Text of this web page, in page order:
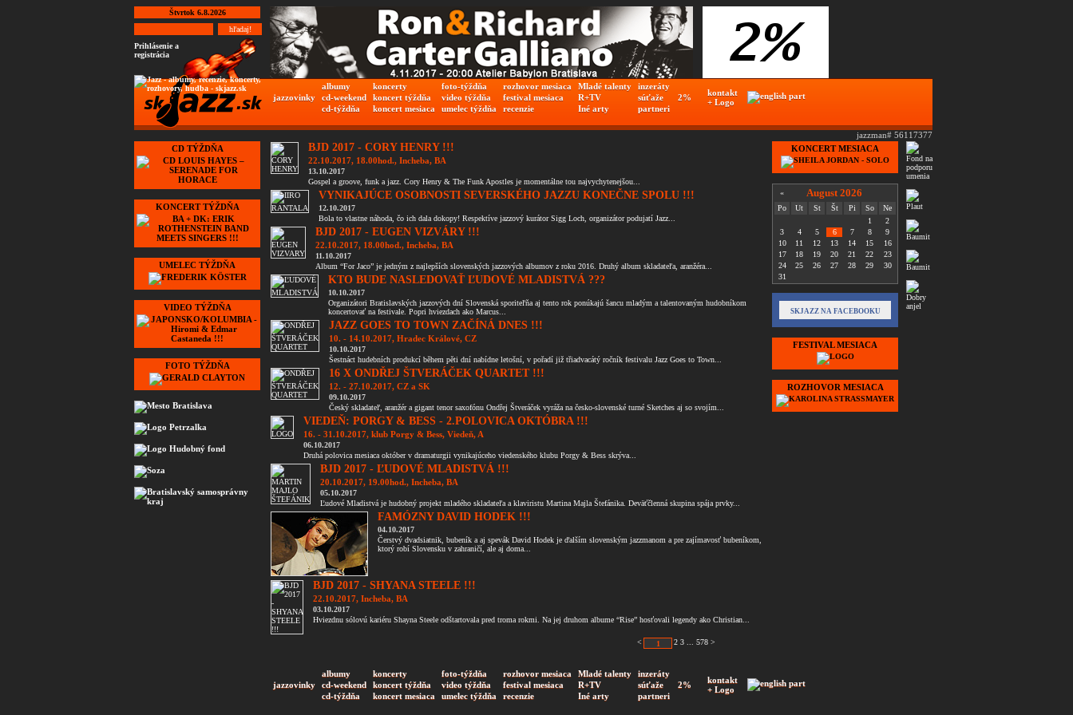
Štvrtok 6.8.2026
Prihlásenie a
registrácia
jazzovinky
albumy koncerty foto-týždňa rozhovor mesiaca Mladé talenty
inzeráty
2%
kontakt
+ Logo
cd-weekend koncert týždňa video týždňa festival mesiaca R+TV
súťaže
cd-týždňa
koncert mesiaca umelec týždňa recenzie Iné arty partneri
jazzman# 56117377
CD TÝŽDŇA
KONCERT TÝŽDŇA
UMELEC TÝŽDŇA
VIDEO TÝŽDŇA
FOTO TÝŽDŇA
BJD 2017 - CORY HENRY !!!
22.10.2017, 18.00hod., Incheba, BA
13.10.2017
Gospel a groove, funk a jazz. Cory Henry & The Funk Apostles je momentálne tou najvychytenejšou...
VYNIKAJÚCE OSOBNOSTI SEVERSKÉHO JAZZU KONEČNE SPOLU !!!
12.10.2017
Bola to vlastne náhoda, čo ich dala dokopy! Respektíve jazzový kurátor Sigg Loch, organizátor podujatí Jazz...
BJD 2017 - EUGEN VIZVÁRY !!!
22.10.2017, 18.00hod., Incheba, BA
11.10.2017
Album “For Jaco” je jedným z najlepších slovenských jazzových albumov z roku 2016. Druhý album skladateľa, aranžéra...
KTO BUDE NASLEDOVAŤ ĽUDOVÉ MLADISTVÁ ???
10.10.2017
Organizátori Bratislavských jazzových dní Slovenská sporiteľňa aj tento rok ponúkajú šancu mladým a talentovaným hudobníkom
koncertovať na festivale. Popri hviezdach ako Marcus...
JAZZ GOES TO TOWN ZAČÍNÁ DNES !!!
10. - 14.10.2017, Hradec Králové, CZ
10.10.2017
Šestnáct hudebních produkcí během pěti dní nabídne letošní, v pořadí již třiadvacátý ročník festivalu Jazz Goes to Town...
16 X ONDŘEJ ŠTVERÁČEK QUARTET !!!
12. - 27.10.2017, CZ a SK
09.10.2017
Český skladateľ, aranžér a gigant tenor saxofónu Ondřej Štveráček vyráža na česko-slovenské turné Sketches aj so svojím...
VIEDEŇ: PORGY & BESS - 2.POLOVICA OKTÓBRA !!!
16. - 31.10.2017, klub Porgy & Bess, Viedeň, A
06.10.2017
Druhá polovica mesiaca október v dramaturgii vynikajúceho viedenského klubu Porgy & Bess skrýva...
BJD 2017 - ĽUDOVÉ MLADISTVÁ !!!
20.10.2017, 19.00hod., Incheba, BA
05.10.2017
Ľudové Mladistvá je hudobný projekt mladého skladateľa a klaviristu Martina Majla Štefánika. Deväťčlenná skupina spája prvky...
FAMÓZNY DAVID HODEK !!!
04.10.2017
Čerstvý dvadsiatnik, bubeník a aj spevák David Hodek je ďalším slovenským jazzmanom a pre zajímavosť bubeníkom,
ktorý robí Slovensku v zahraničí, ale aj doma...
BJD 2017 - SHYANA STEELE !!!
22.10.2017, Incheba, BA
03.10.2017
Hviezdnu sólovú kariéru Shayna Steele odštartovala pred troma rokmi. Na jej druhom albume “Rise” hosťovali legendy ako Christian...
< 2 3 578 >
KONCERT MESIACA
« August 2026
Po Ut St Št Pi So
Ne
1
2
3
4 5 6 7 8
9
10
11 12 13 14 15
16
17
18 19 20 21 22
23
24
25 26 27 28 29
30
31
SKJAZZ NA FACEBOOKU
FESTIVAL MESIACA
ROZHOVOR MESIACA
jazzovinky
albumy koncerty foto-týždňa rozhovor mesiaca Mladé talenty
inzeráty
2%
kontakt
+ Logo
cd-weekend koncert týždňa video týždňa festival mesiaca R+TV
súťaže
cd-týždňa
koncert mesiaca umelec týždňa recenzie Iné arty partneri